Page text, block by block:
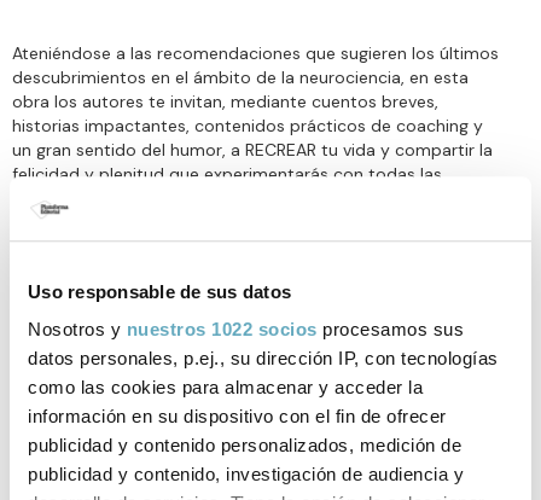
Uso responsable de sus datos
Nosotros y nuestros 1022 socios procesamos sus
datos personales, p.ej., su dirección IP, con tecnologías
como las cookies para almacenar y acceder la
información en su dispositivo con el fin de ofrecer
publicidad y contenido personalizados, medición de
publicidad y contenido, investigación de audiencia y
Ateniéndose a las recomendaciones que sugieren los últimos
descubrimientos en el ámbito de la neurociencia, en esta
obra los autores te invitan, mediante cuentos breves,
historias impactantes, contenidos prácticos de coaching y
un gran sentido del humor, a RECREAR tu vida y compartir la
felicidad y plenitud que experimentarás con todas las
personas que te rodean. ¿Juegas?
Opciones de compra:
Todos tus libros
Sin stock